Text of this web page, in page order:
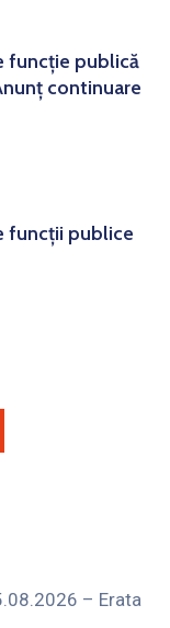
funcție publică
continuare
funcții publice
– Erata